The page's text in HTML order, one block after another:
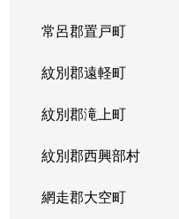
常呂郡置戸町
紋別郡遠軽町
紋別郡滝上町
紋別郡西興部村
網走郡大空町